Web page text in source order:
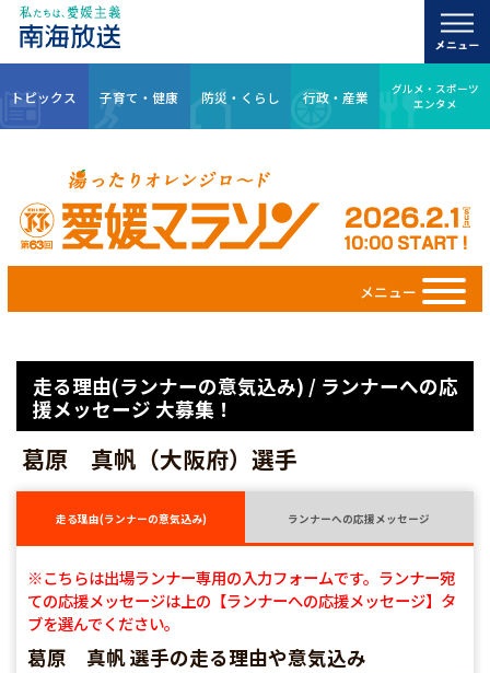
トピックス 子育て・健康 防災・くらし 行政・産業
グルメ・スポーツ
エンタメ
メニュー
走る理由(ランナーの意気込み) / ランナーへの応
援メッセージ 大募集！
葛原 真帆（大阪府）選手
走る理由(ランナーの意気込み) ランナーへの応援メッセージ
※こちらは出場ランナー専用の入力フォームです。ランナー宛
ての応援メッセージは上の【ランナーへの応援メッセージ】タ
ブを選んでください。
葛原 真帆 選手の走る理由や意気込み